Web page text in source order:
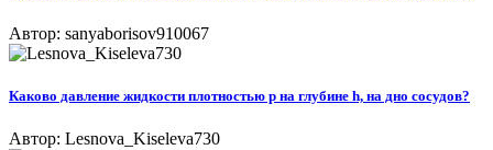
Автор: sanyaborisov910067
Каково давление жидкости плотностью p на глубине h, на дно сосудов?
Автор: Lesnova_Kiseleva730